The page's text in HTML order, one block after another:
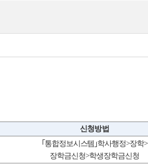
신청방법
｢통합정보시스템 ｣학사행정>장학>
장학금신청>학생장학금신청